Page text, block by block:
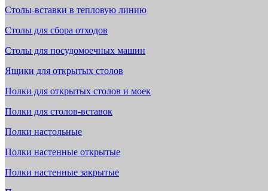
Столы-вставки в тепловую линию
Столы для сбора отходов
Столы для посудомоечных машин
Ящики для открытых столов
Полки для открытых столов и моек
Полки для столов-вставок
Полки настольные
Полки настенные открытые
Полки настенные закрытые